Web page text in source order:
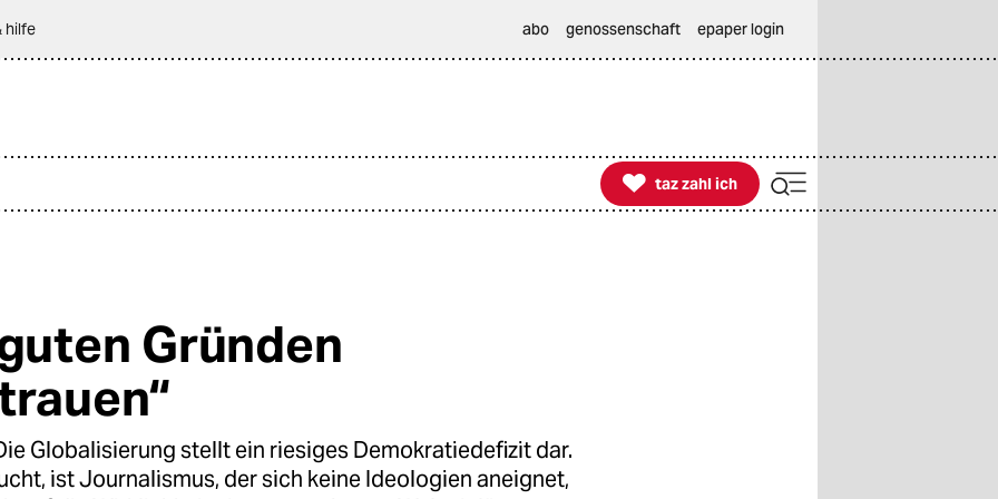
hilfe abo genossenschaft epaper login

taz zahl ich
taz zahl ich
Gründen
Globalisierung stellt ein riesiges Demokratiedefizit dar.
ist Journalismus, der sich keine Ideologien aneignet,